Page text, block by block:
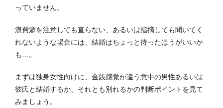
っていません。
浪費癖を注意しても直らない、あるいは指摘しても聞いてく
れないような場合には、結婚はちょっと待ったほうがいいか
も…。
まずは独身女性向けに、金銭感覚が違う意中の男性あるいは
彼氏と結婚するか、それとも別れるかの判断ポイントを見て
みましょう。